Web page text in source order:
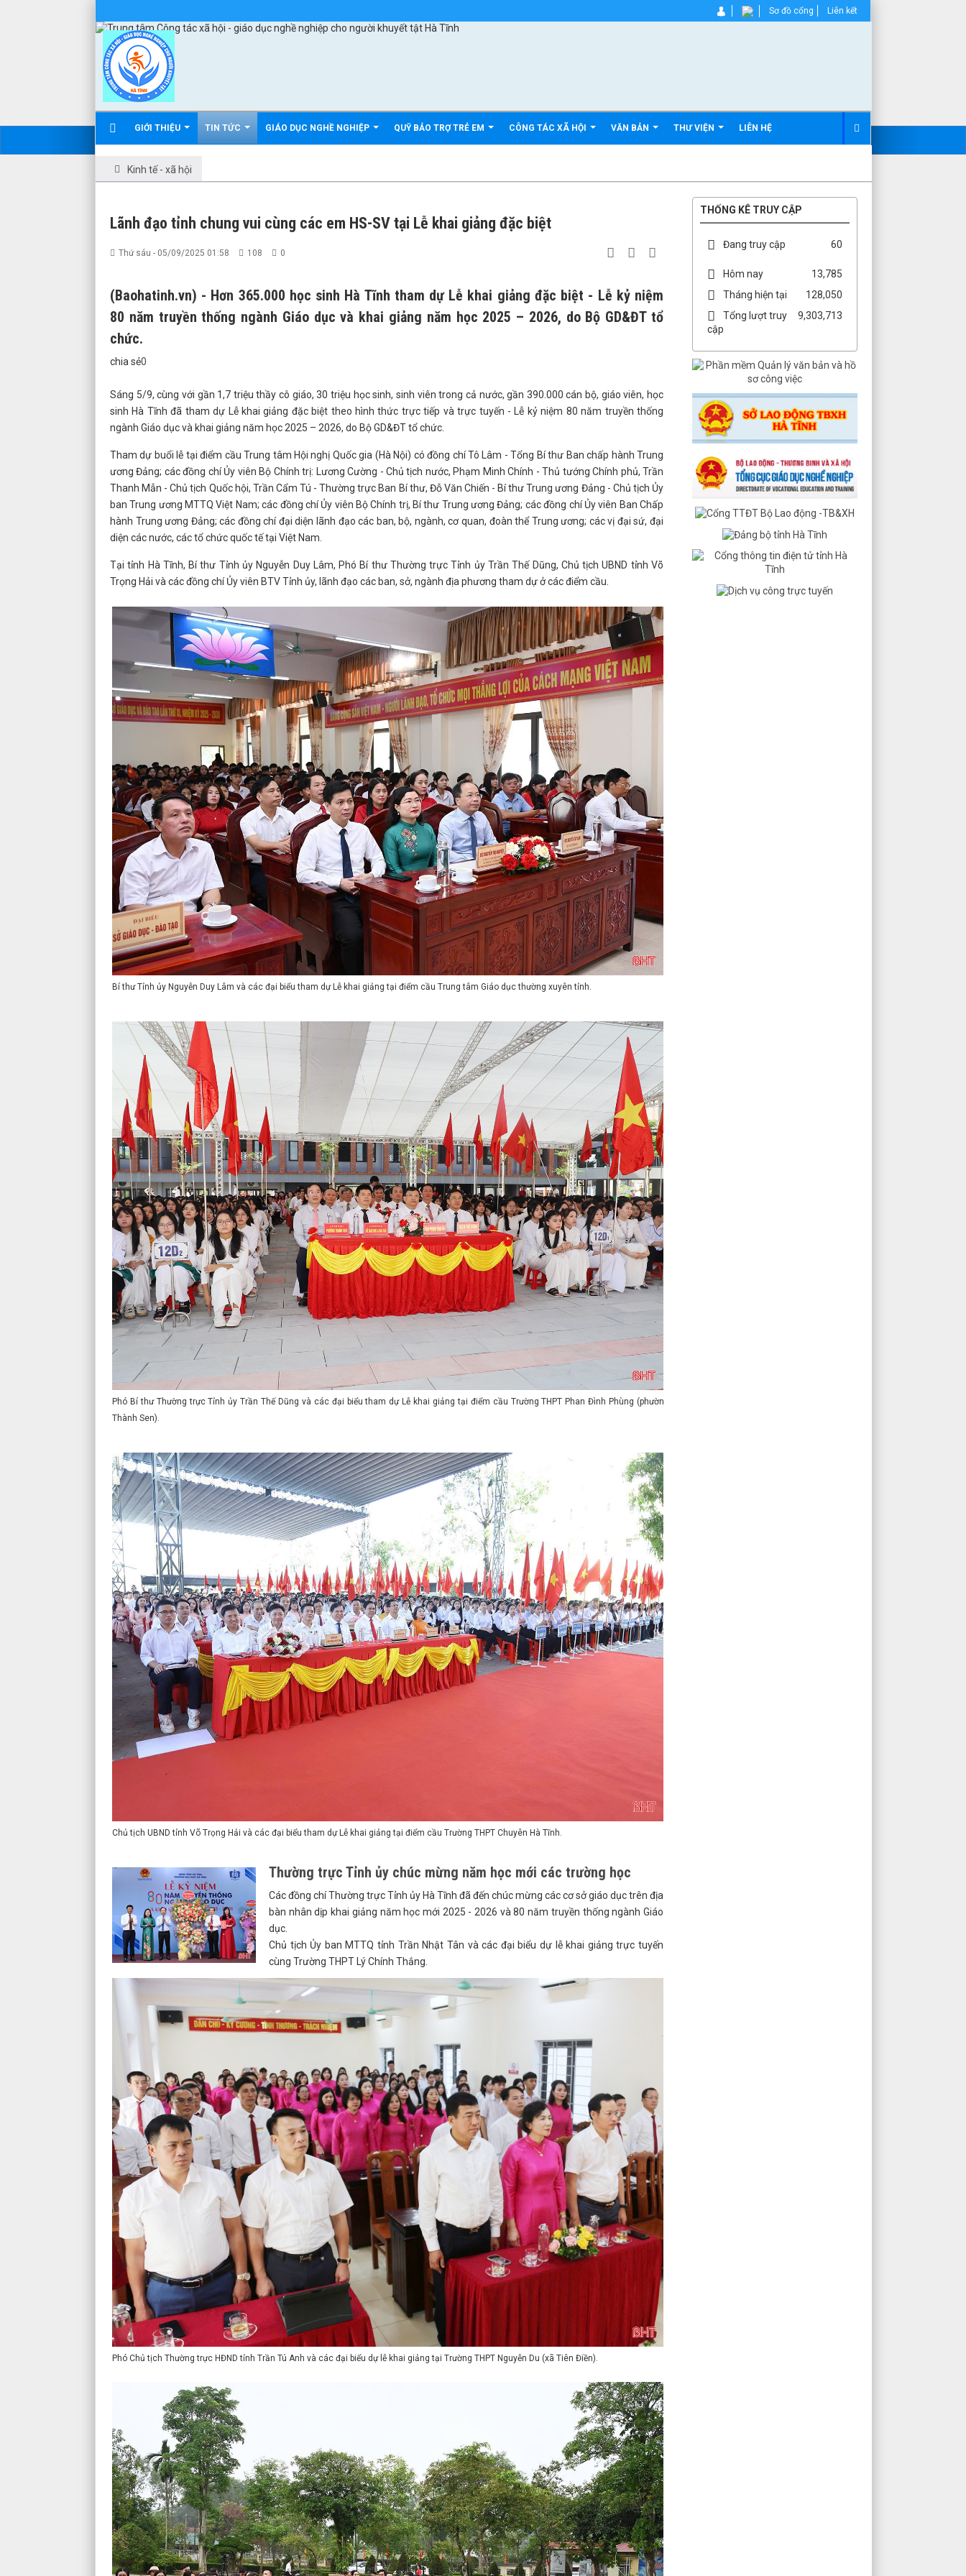
GIỚI THIỆU TIN TỨC GIÁO DỤC NGHỀ NGHIỆP QUỸ BẢO TRỢ TRẺ EM CÔNG TÁC XÃ HỘI VĂN BẢN THƯ VIỆN LIÊN HỆ
Sơ đồ cổng Liên kết
Kinh tế - xã hội
Lãnh đạo tỉnh chung vui cùng các em HS-SV tại Lễ khai giảng đặc biệt
Thứ sáu - 05/09/2025 01:58 108 0
(Baohatinh.vn) - Hơn 365.000 học sinh Hà Tĩnh tham dự Lễ khai giảng đặc biệt - Lễ kỷ niệm
80 năm truyền thống ngành Giáo dục và khai giảng năm học 2025 – 2026, do Bộ GD&ĐT tổ
chức.
chia sẻ0
Sáng 5/9, cùng với gần 1,7 triệu thầy cô giáo, 30 triệu học sinh, sinh viên trong cả nước, gần 390.000 cán bộ, giáo viên, học
sinh Hà Tĩnh đã tham dự Lễ khai giảng đặc biệt theo hình thức trực tiếp và trực tuyến - Lễ kỷ niệm 80 năm truyền thống
ngành Giáo dục và khai giảng năm học 2025 – 2026, do Bộ GD&ĐT tổ chức.
Tham dự buổi lễ tại điểm cầu Trung tâm Hội nghị Quốc gia (Hà Nội) có đồng chí Tô Lâm - Tổng Bí thư Ban chấp hành Trung
ương Đảng; các đồng chí Ủy viên Bộ Chính trị: Lương Cường - Chủ tịch nước, Phạm Minh Chính - Thủ tướng Chính phủ, Trần
Thanh Mẫn - Chủ tịch Quốc hội, Trần Cẩm Tú - Thường trực Ban Bí thư, Đỗ Văn Chiến - Bí thư Trung ương Đảng - Chủ tịch Ủy
ban Trung ương MTTQ Việt Nam; các đồng chí Ủy viên Bộ Chính trị, Bí thư Trung ương Đảng; các đồng chí Ủy viên Ban Chấp
hành Trung ương Đảng; các đồng chí đại diện lãnh đạo các ban, bộ, ngành, cơ quan, đoàn thể Trung ương; các vị đại sứ, đại
diện các nước, các tổ chức quốc tế tại Việt Nam.
Tại tỉnh Hà Tĩnh, Bí thư Tỉnh ủy Nguyễn Duy Lâm, Phó Bí thư Thường trực Tỉnh ủy Trần Thế Dũng, Chủ tịch UBND tỉnh Võ
Trọng Hải và các đồng chí Ủy viên BTV Tỉnh ủy, lãnh đạo các ban, sở, ngành địa phương tham dự ở các điểm cầu.
Bí thư Tỉnh ủy Nguyễn Duy Lâm và các đại biểu tham dự Lễ khai giảng tại điểm cầu Trung tâm Giáo dục thường xuyên tỉnh.
Phó Bí thư Thường trực Tỉnh ủy Trần Thế Dũng và các đại biểu tham dự Lễ khai giảng tại điểm cầu Trường THPT Phan Đình Phùng (phường
Thành Sen).
Chủ tịch UBND tỉnh Võ Trọng Hải và các đại biểu tham dự Lễ khai giảng tại điểm cầu Trường THPT Chuyên Hà Tĩnh.
Thường trực Tỉnh ủy chúc mừng năm học mới các trường học
Các đồng chí Thường trực Tỉnh ủy Hà Tĩnh đã đến chúc mừng các cơ sở giáo dục trên địa
bàn nhân dịp khai giảng năm học mới 2025 - 2026 và 80 năm truyền thống ngành Giáo
dục.
Phó Chủ tịch Thường trực HĐND tỉnh Trần Tú Anh và các đại biểu dự lễ khai giảng tại Trường THPT Nguyễn Du (xã Tiên Điền).
Chủ tịch Ủy ban MTTQ tỉnh Trần Nhật Tân và các đại biểu dự lễ khai giảng trực tuyến
cùng Trường THPT Lý Chính Thắng.
THỐNG KÊ TRUY CẬP
Đang truy cập 60
Hôm nay
13,785
Tháng hiện tại
128,050
Tổng lượt truy
cập
9,303,713